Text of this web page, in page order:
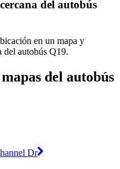
del autobús
en un mapa y
del autobús Q19.
del autobús
Dr